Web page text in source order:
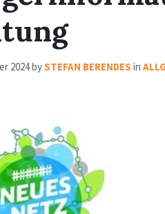
2024bySTEFAN BERENDES in